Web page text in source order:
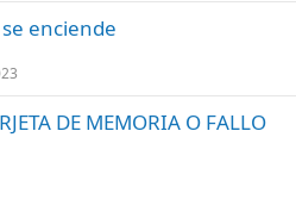
enciende
DE MEMORIA O FALLO